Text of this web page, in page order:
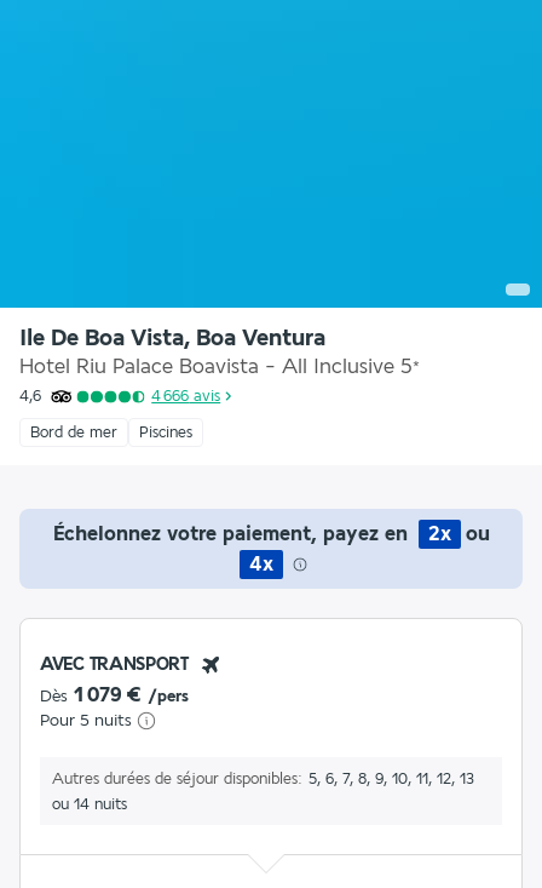
Ile De Boa Vista, Boa Ventura
Hotel Riu Palace Boavista - All Inclusive 5*
4,6 4 666 avis
Bord de mer Piscines
Échelonnez votre paiement, payez en 2x
ou
4x
AVEC TRANSPORT
Dès 1 079 € /pers
Pour 5 nuits
Autres durées de séjour disponibles
5, 6, 7, 8, 9, 10, 11, 12, 13
ou 14 nuits